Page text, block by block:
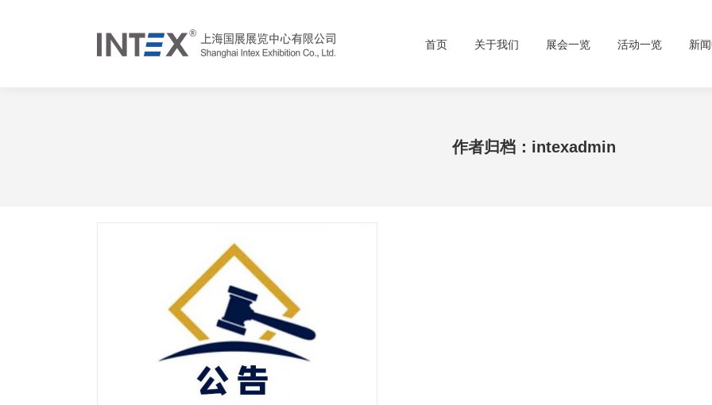
首页 关于我们 展会一览 活动一览 新
作者归档： intexadmin